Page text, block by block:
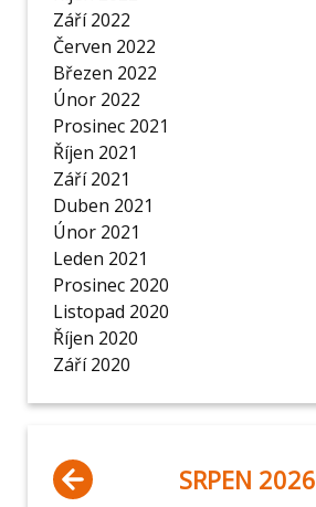
Září 2022
Červen 2022
Březen 2022
Únor 2022
Prosinec 2021
Říjen 2021
Září 2021
Duben 2021
Únor 2021
Leden 2021
Prosinec 2020
Listopad 2020
Říjen 2020
Září 2020
SRPEN 2026